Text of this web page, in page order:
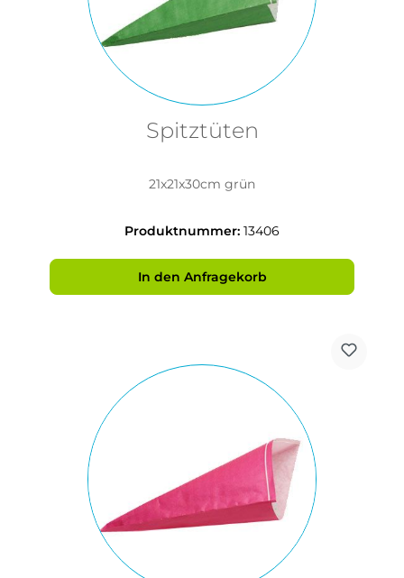
Spitztüten
21x21x30cm grün
Produktnummer: 13406
In den Anfragekorb